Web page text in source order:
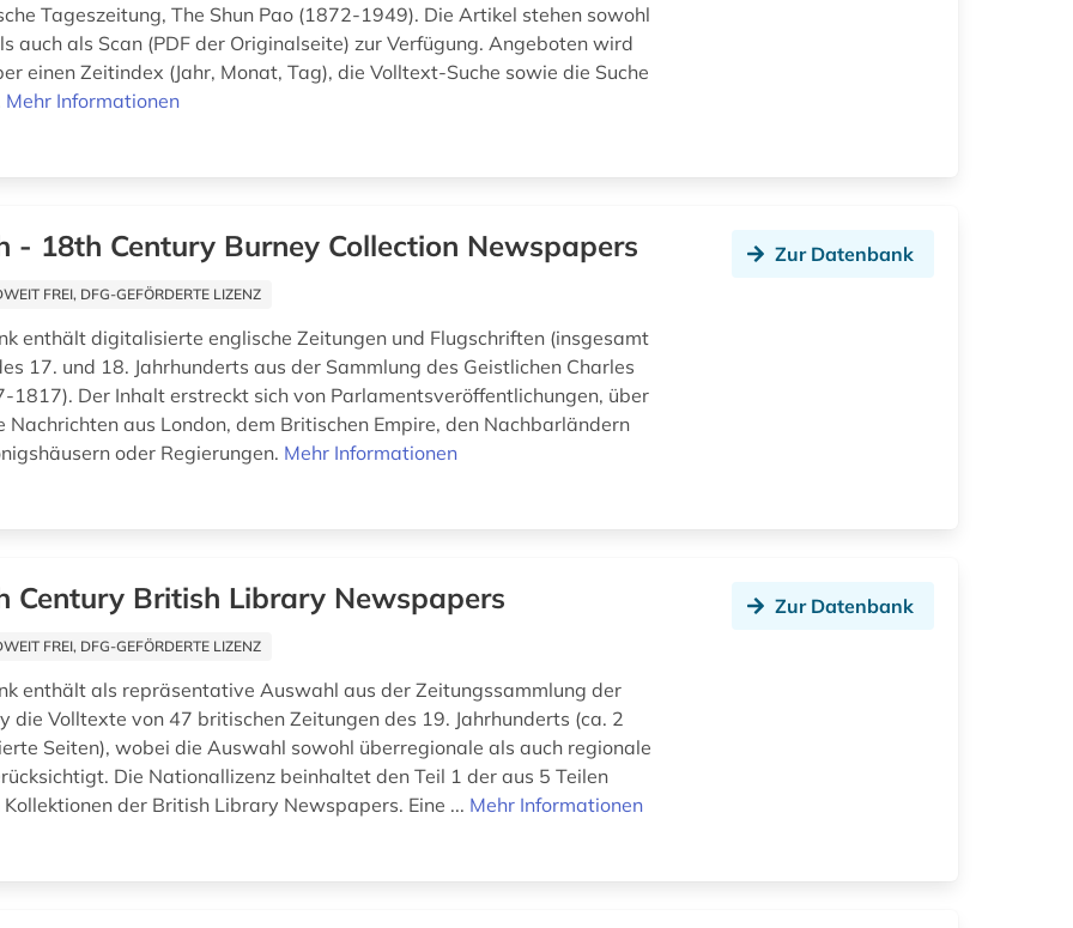
Tageszeitung, The Shun Pao (1872-1949). Die Artikel stehen sowohl
auch als Scan (PDF der Originalseite) zur Verfügung. Angeboten wird
einen Zeitindex (Jahr, Monat, Tag), die Volltext-Suche sowie die Suche
Mehr Informationen
- 18th Century Burney Collection Newspapers
FREI, DFG-GEFÖRDERTE LIZENZ
enthält digitalisierte englische Zeitungen und Flugschriften (insgesamt
17. und 18. Jahrhunderts aus der Sammlung des Geistlichen Charles
1817). Der Inhalt erstreckt sich von Parlamentsveröffentlichungen, über
Nachrichten aus London, dem Britischen Empire, den Nachbarländern
oder Regierungen. Mehr Informationen
Zur Datenbank
Century British Library Newspapers
FREI, DFG-GEFÖRDERTE LIZENZ
enthält als repräsentative Auswahl aus der Zeitungssammlung der
die Volltexte von 47 britischen Zeitungen des 19. Jahrhunderts (ca. 2
Seiten), wobei die Auswahl sowohl überregionale als auch regionale
Die Nationallizenz beinhaltet den Teil 1 der aus 5 Teilen
der British Library Newspapers. Eine ... Mehr Informationen
Zur Datenbank